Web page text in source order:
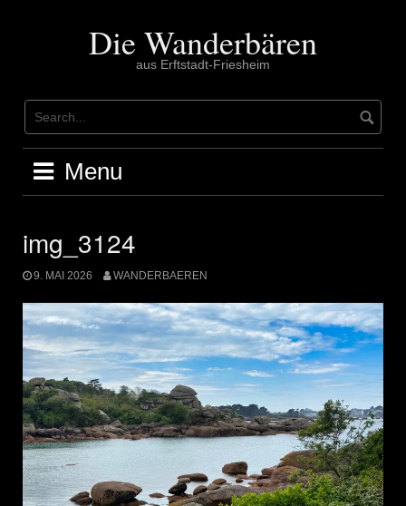
Die Wanderbären
aus Erftstadt-Friesheim
Menu
img_3124
9. MAI 2026 WANDERBAEREN